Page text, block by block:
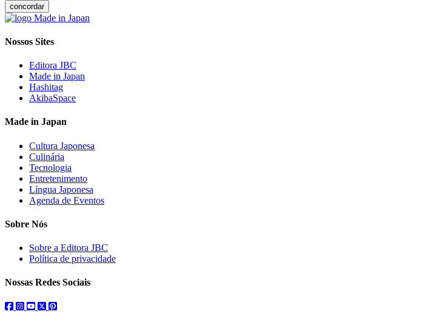
concordar
Nossos Sites
Editora JBC
Made in Japan
Hashitag
AkibaSpace
Made in Japan
Cultura Japonesa
Culinária
Tecnologia
Entretenimento
Língua Japonesa
Agenda de Eventos
Sobre Nós
Sobre a Editora JBC
Política de privacidade
Nossas Redes Sociais
facebook
instagram
youtube
twitterpinterest